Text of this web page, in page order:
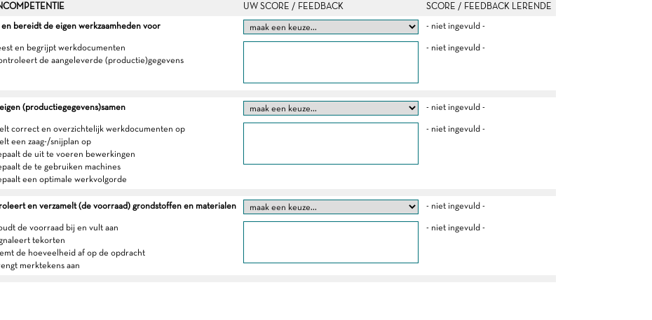
UW SCORE / FEEDBACK
SCORE / FEEDBACK LERENDE
en bereidt de eigen werkzaamheden voor
- niet ingevuld -
en begrijpt werkdocumenten
de aangeleverde (productie)gegevens
- niet ingevuld -
(productiegegevens)samen - niet ingevuld -
correct en overzichtelijk werkdocumenten op
een zaag-/snijplan op
de uit te voeren bewerkingen
de te gebruiken machines
een optimale werkvolgorde
- niet ingevuld -
en verzamelt (de voorraad) grondstoffen en materialen - niet ingevuld -
de voorraad bij en vult aan
tekorten
de hoeveelheid af op de opdracht
merktekens aan
- niet ingevuld -